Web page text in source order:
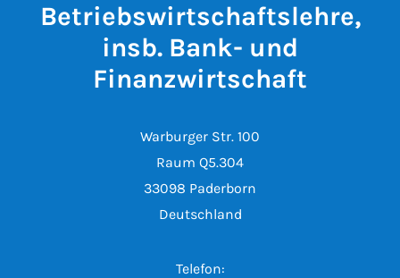
Betriebswirtschaftslehre,
insb. Bank- und
Finanzwirtschaft
Warburger Str. 100
Raum Q5.304
33098 Paderborn
Deutschland
Telefon: